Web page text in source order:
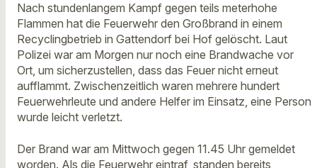
Nach stundenlangem Kampf gegen teils meterhohe
Flammen hat die Feuerwehr den Großbrand in einem
Recyclingbetrieb in Gattendorf bei Hof gelöscht. Laut
Polizei war am Morgen nur noch eine Brandwache vor
Ort, um sicherzustellen, dass das Feuer nicht erneut
aufflammt. Zwischenzeitlich waren mehrere hundert
Feuerwehrleute und andere Helfer im Einsatz, eine Person
wurde leicht verletzt.
Der Brand war am Mittwoch gegen 11.45 Uhr gemeldet
worden. Als die Feuerwehr eintraf, standen bereits